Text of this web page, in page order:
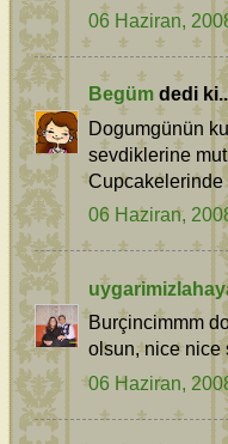
06 Haziran,
Begüm dedi
Dogumgünün
sevdiklerine
Cupcakelerinde
06 Haziran,
Burçincimmm
olsun, nice nice
06 Haziran,